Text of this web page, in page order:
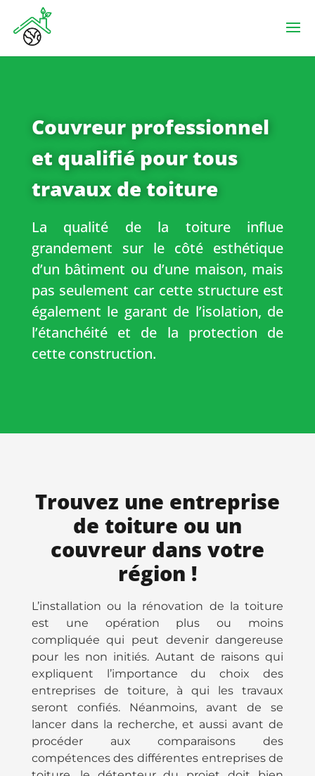
Couvreur professionnel
et qualifié pour tous
travaux de toiture
La qualité de la toiture influe
grandement sur le côté esthétique
d’un bâtiment ou d’une maison, mais
pas seulement car cette structure est
également le garant de l’isolation, de
l’étanchéité et de la protection de
cette construction.
Trouvez une entreprise
de toiture ou un
couvreur dans votre
région !
L’installation ou la rénovation de la toiture
est une opération plus ou moins
compliquée qui peut devenir dangereuse
pour les non initiés. Autant de raisons qui
expliquent l’importance du choix des
entreprises de toiture, à qui les travaux
seront confiés. Néanmoins, avant de se
lancer dans la recherche, et aussi avant de
procéder aux comparaisons des
compétences des différentes entreprises de